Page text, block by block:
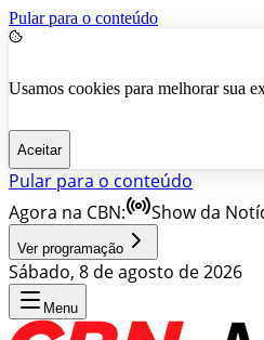
Pular para o conteúdo
Usamos cookies para melhorar sua
Aceitar
Pular para o conteúdo
Agora na CBN:
Show da
Ver programação
Sábado, 8 de agosto de 2026
Menu